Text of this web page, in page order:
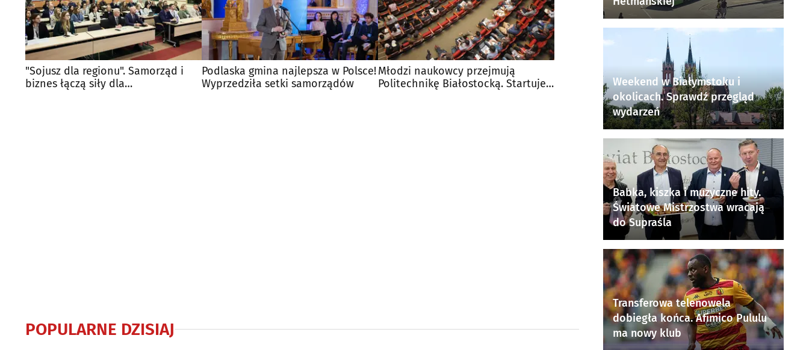
"Sojusz dla regionu". Samorząd i
biznes łączą siły dla
Podlaska gmina najlepsza w Polsce!
Wyprzedziła setki samorządów
Młodzi naukowcy przejmują
Politechnikę Białostocką. Startuje
POPULARNE DZISIAJ
Weekend w Białymstoku i
okolicach. Sprawdź przegląd
wydarzeń
Babka, kiszka i muzyczne hity.
Światowe Mistrzostwa wracają
do Supraśla
Transferowa telenowela
dobiegła końca. Afimico Pululu
ma nowy klub